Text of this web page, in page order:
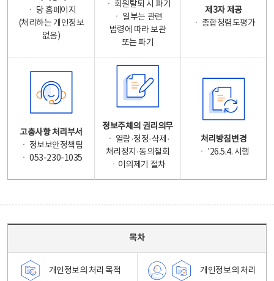
ㆍ 당 홈페이지
(처리하는 개인정보
없음)
ㆍ 회원탈퇴 시 파기
ㆍ 일부는 관련
법령에 따라 보관
또는 파기
제3자 제공
ㆍ 종합청렴도평가
고충사항 처리부서
ㆍ 정보보안정책팀
ㆍ 053-230-1035
정보주체의 권리의무
ㆍ 열람·정정·삭제·
처리정지·동의철회
ㆍ이의제기 절차
처리방침변경
ㆍ '26.5.4. 시행
목차
개인정보의 처리 목적
개인정보의 처리